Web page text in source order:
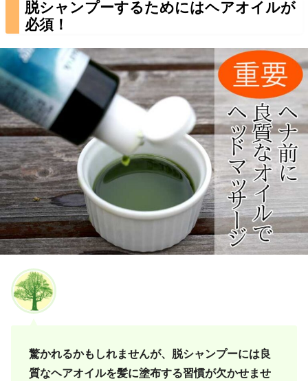
脱シャンプーするためにはヘアオイルが
必須！
驚かれるかもしれませんが、脱シャンプーには良
質なヘアオイルを髪に塗布する習慣が欠かせませ